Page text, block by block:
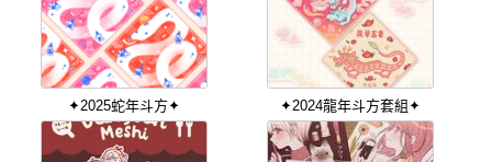
✦2025蛇年斗方✦ ✦2024龍年斗方套組✦